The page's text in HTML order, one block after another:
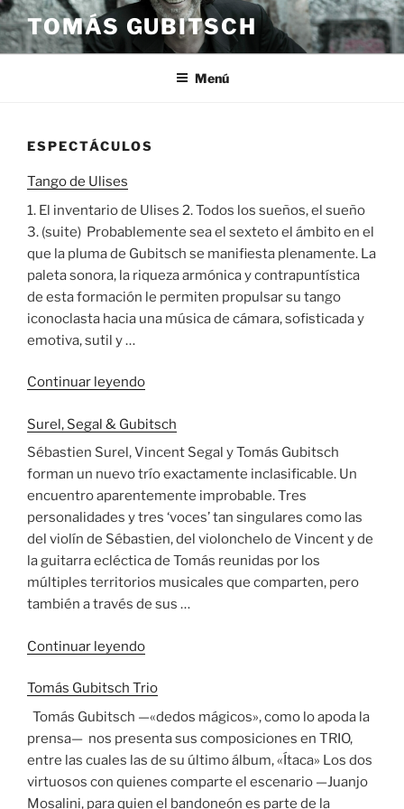
Saltar
al
contenido
TOMÁS GUBITSCH
Menú
ESPECTÁCULOS
Tango de Ulises
1. El inventario de Ulises 2. Todos los sueños, el sueño
3. (suite) Probablemente sea el sexteto el ámbito en el
que la pluma de Gubitsch se manifiesta plenamente. La
paleta sonora, la riqueza armónica y contrapuntística
de esta formación le permiten propulsar su tango
iconoclasta hacia una música de cámara, sofisticada y
emotiva, sutil y …
Continuar leyendo«Tango
Ulises»
Surel, Segal & Gubitsch
Sébastien Surel, Vincent Segal y Tomás Gubitsch
forman un nuevo trío exactamente inclasificable. Un
encuentro aparentemente improbable. Tres
personalidades y tres ‘voces’ tan singulares como las
del violín de Sébastien, del violonchelo de Vincent y de
la guitarra ecléctica de Tomás reunidas por los
múltiples territorios musicales que comparten, pero
también a través de sus …
Continuar leyendo«Surel,
&
Gubitsch»
Tomás Gubitsch Trio
Tomás Gubitsch —«dedos mágicos», como lo apoda la
prensa— nos presenta sus composiciones en TRIO,
entre las cuales las de su último álbum, «Ítaca» Los dos
virtuosos con quienes comparte el escenario —Juanjo
Mosalini, para quien el bandoneón es parte de la